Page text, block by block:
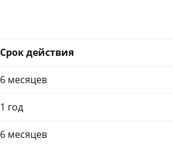
Срок действия
6 месяцев
1 год
6 месяцев